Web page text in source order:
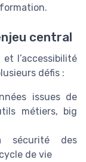
central
l’accessibilité
défis :
issues de
métiers, big
sécurité des
de vie